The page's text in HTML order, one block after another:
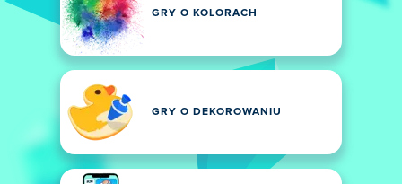
GRY O KOLORACH
GRY O DEKOROWANIU